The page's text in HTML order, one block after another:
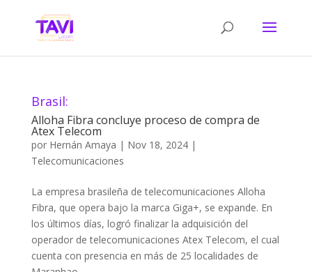
Brasil:
Alloha Fibra concluye proceso de compra de
Atex Telecom
por Hernán Amaya | Nov 18, 2024|
Telecomunicaciones
La empresa brasileña de telecomunicaciones Alloha
Fibra, que opera bajo la marca Giga+, se expande. En
los últimos días, logró finalizar la adquisición del
operador de telecomunicaciones Atex Telecom, el cual
cuenta con presencia en más de 25 localidades de